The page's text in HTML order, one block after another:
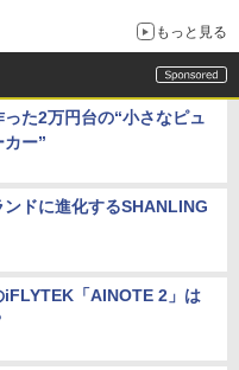
もっと見る
た2万円台の“小さなピュ
ー”
ドに進化するSHANLING
「AINOTE 2」は